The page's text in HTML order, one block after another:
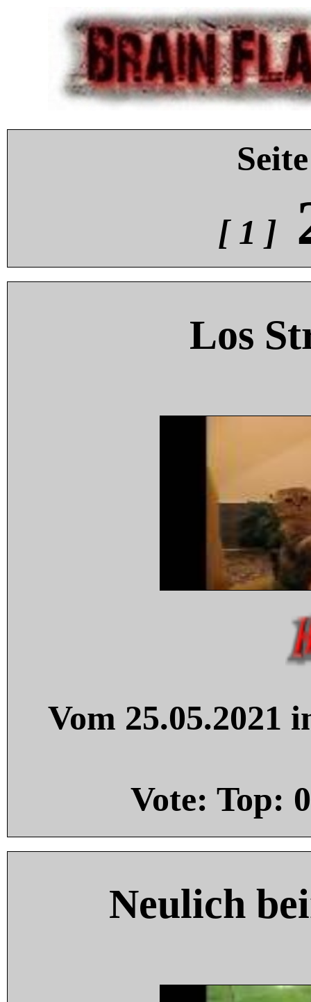
[ 1 ]
Los
Vom 25.05.2021
Vote: Top: 0
Neulich